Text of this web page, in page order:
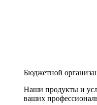
Бюджетной
Наши продукты и
ваших